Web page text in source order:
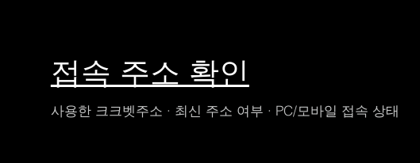
접속 주소 확인
사용한 크크벳주소 · 최신 주소 여부 · PC/모바일 접속 상태